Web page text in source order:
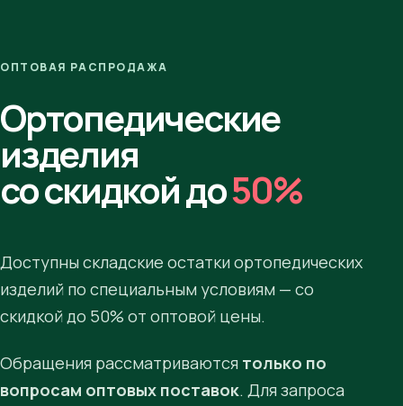
ОПТОВАЯ РАСПРОДАЖА
Ортопедические
изделия
со скидкой до50%
Доступны складские остатки ортопедических
изделий по специальным условиям — со
скидкой до 50% от оптовой цены.
Обращения рассматриваются только по
вопросам оптовых поставок. Для запроса